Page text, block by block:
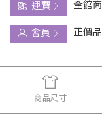
運費
全館
會員
正價
商品尺寸